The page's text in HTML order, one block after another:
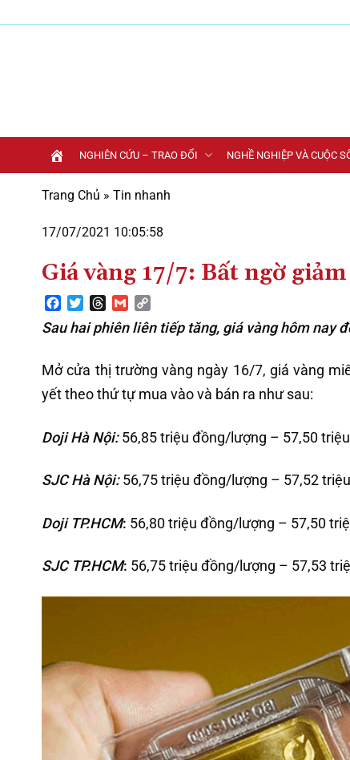
qua
NGHIÊN CỨU – TRAO ĐỔI NGHỀ NGHIỆP VÀ CUỘC
Trang Chủ » Tin nhanh
17/07/2021 10:05:58
Giá vàng 17/7: Bất ngờ
Facebook
TwitterThreads
Gmail
Sau hai phiên liên tiếp tăng, giá vàng hôm nay
Mở cửa thị trường vàng ngày 16/7, giá vàng
yết theo thứ tự mua vào và bán ra như sau:
Doji Hà Nội: 56,85 triệu đồng/lượng – 57,50
SJC Hà Nội:56,75 triệu đồng/lượng – 57,52
Doji TP.HCM: 56,80 triệu đồng/lượng – 57,50
SJC TP.HCM: 56,75 triệu đồng/lượng – 57,53